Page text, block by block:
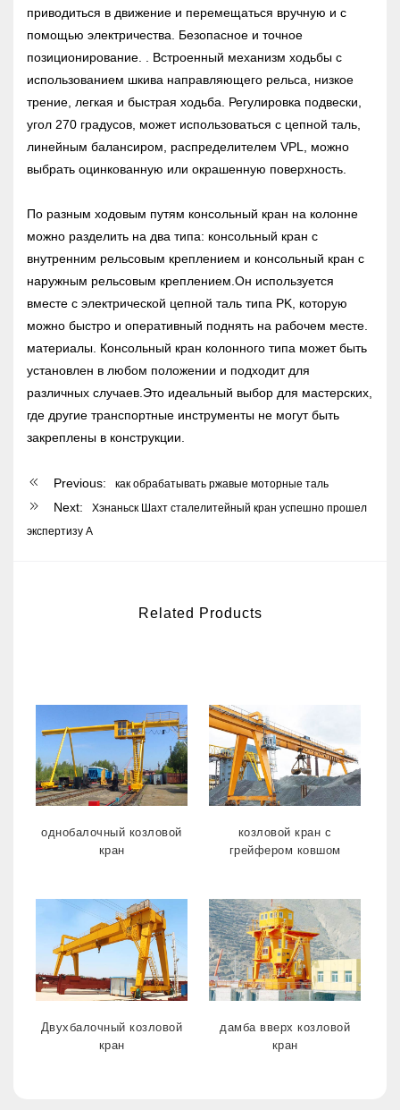
приводиться в движение и перемещаться вручную и с
помощью электричества. Безопасное и точное
позиционирование. . Встроенный механизм ходьбы с
использованием шкива направляющего рельса, низкое
трение, легкая и быстрая ходьба. Регулировка подвески,
угол 270 градусов, может использоваться с цепной таль,
линейным балансиром, распределителем VPL, можно
выбрать оцинкованную или окрашенную поверхность.
По разным ходовым путям консольный кран на колонне
можно разделить на два типа: консольный кран с
внутренним рельсовым креплением и консольный кран с
наружным рельсовым креплением.Он используется
вместе с электрической цепной таль типа PK, которую
можно быстро и оперативный поднять на рабочем месте.
материалы. Консольный кран колонного типа может быть
установлен в любом положении и подходит для
различных случаев.Это идеальный выбор для мастерских,
где другие транспортные инструменты не могут быть
закреплены в конструкции.
Previous: как обрабатывать ржавые моторные таль
Next:
Хэнаньск Шахт сталелитейный кран успешно прошел
экспертизу А
Related Products
однобалочный козловой
кран
козловой кран с
грейфером ковшом
Двухбалочный козловой
кран
дамба вверх козловой
кран